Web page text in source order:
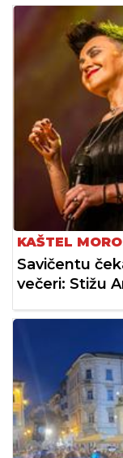
KAŠTEL
Savičentu
večeri: Stižu